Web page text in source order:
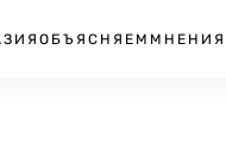
ОБЪЯСНЯЕМ МНЕНИЯ